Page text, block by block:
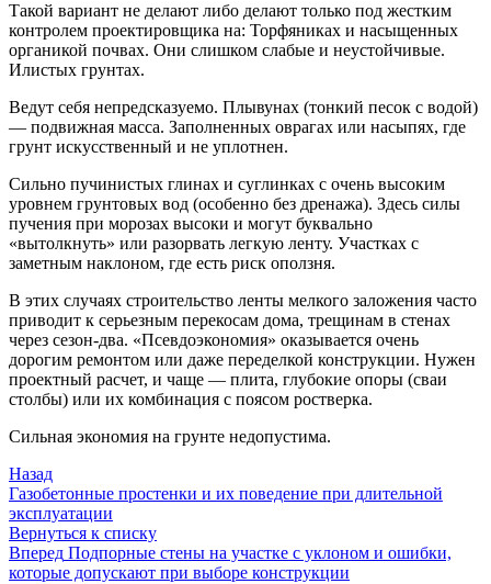
Такой вариант не делают либо делают только под жестким
контролем проектировщика на: Торфяниках и насыщенных
органикой почвах. Они слишком слабые и неустойчивые.
Илистых грунтах.
Ведут себя непредсказуемо. Плывунах (тонкий песок с водой)
— подвижная масса. Заполненных оврагах или насыпях, где
грунт искусственный и не уплотнен.
Сильно пучинистых глинах и суглинках с очень высоким
уровнем грунтовых вод (особенно без дренажа). Здесь силы
пучения при морозах высоки и могут буквально
«вытолкнуть» или разорвать легкую ленту. Участках с
заметным наклоном, где есть риск оползня.
В этих случаях строительство ленты мелкого заложения часто
приводит к серьезным перекосам дома, трещинам в стенах
через сезон-два. «Псевдоэкономия» оказывается очень
дорогим ремонтом или даже переделкой конструкции. Нужен
проектный расчет, и чаще — плита, глубокие опоры (сваи
столбы) или их комбинация с поясом ростверка.
Сильная экономия на грунте недопустима.
Назад
Газобетонные простенки и их поведение при длительной
эксплуатации
Вернуться к списку
Вперед Подпорные стены на участке с уклоном и ошибки,
которые допускают при выборе конструкции